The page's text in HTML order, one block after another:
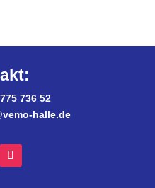
736 52
halle.de